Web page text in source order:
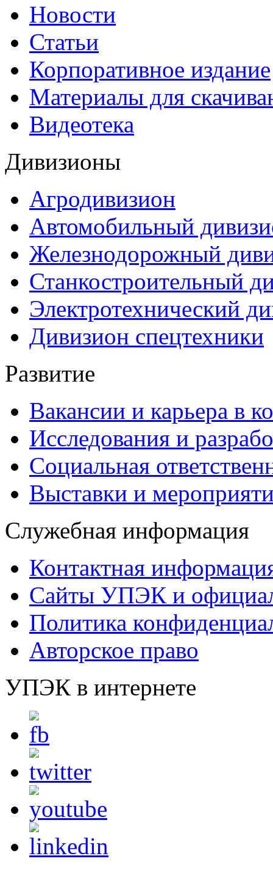
Новости
Статьи
Корпоративное издание
Материалы для
Видеотека
Дивизионы
Агродивизион
Автомобильный
Железнодорожный
Станкостроительный
Электротехнический
Дивизион спецтехники
Развитие
Вакансии и карьера в
Исследования и
Социальная
Выставки и
Служебная информация
Контактная
Сайты УПЭК и
Политика
Авторское право
УПЭК в интернете